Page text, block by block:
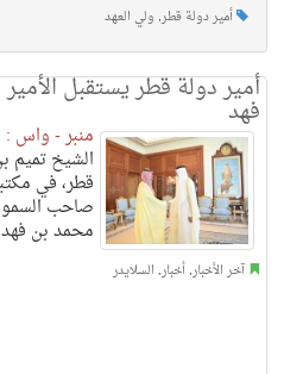
أمير دولة قطر, ولي العهد
أمير دولة قطر يستقبل
فهد
منبر - واس :
الشيخ تميم
قطر، في
صاحب السمو
محمد بن فهد
آخر الأخبار,أخبار, السلايدر